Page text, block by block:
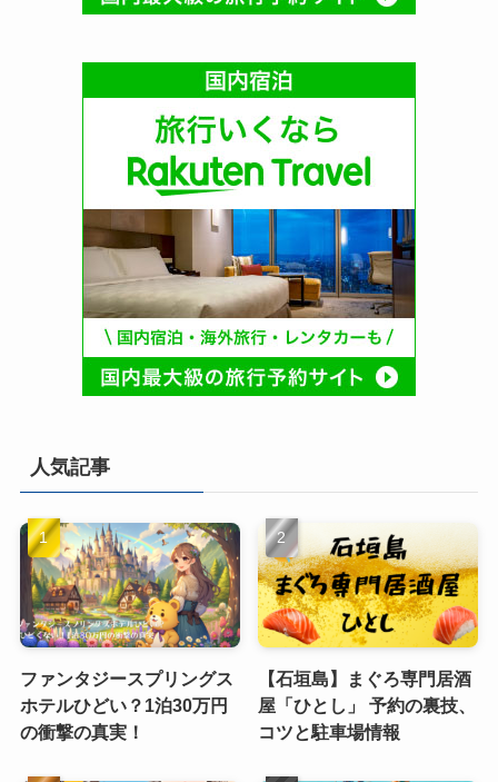
人気記事
ファンタジースプリングス
ホテルひどい？1泊30万円
の衝撃の真実！
【石垣島】まぐろ専門居酒
屋「ひとし」 予約の裏技、
コツと駐車場情報